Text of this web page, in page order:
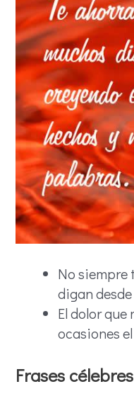
No siempre
digan
El dolor que
ocasiones
Frases